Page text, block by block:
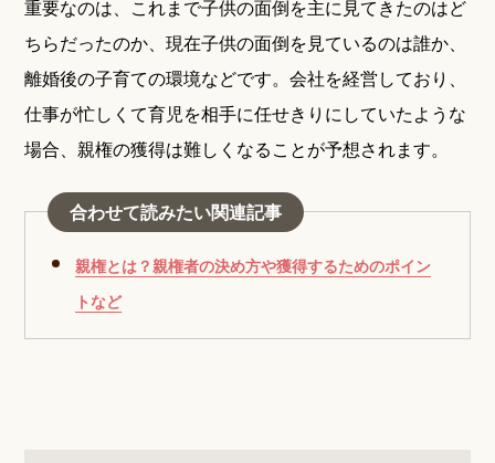
重要なのは、これまで子供の面倒を主に見てきたのはど
ちらだったのか、現在子供の面倒を見ているのは誰か、
離婚後の子育ての環境などです。会社を経営しており、
仕事が忙しくて育児を相手に任せきりにしていたような
場合、親権の獲得は難しくなることが予想されます。
合わせて読みたい関連記事
親権とは？親権者の決め方や獲得するためのポイン
トなど